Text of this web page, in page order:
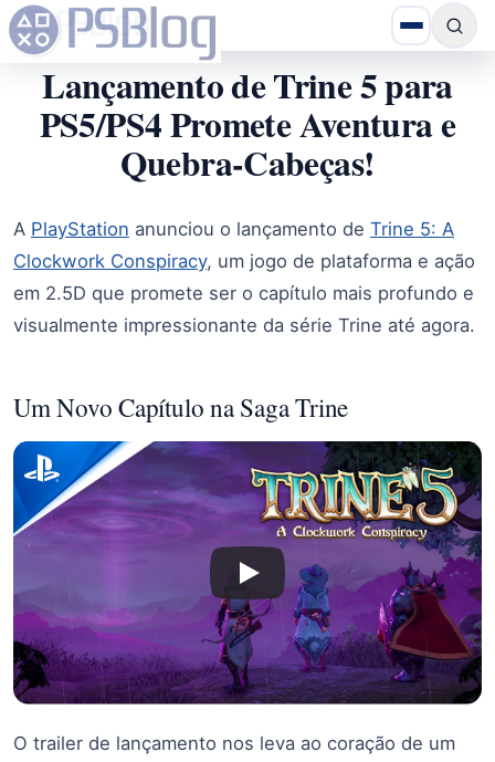
Lançamento de Trine 5 para
PS5/PS4 Promete Aventura e
Quebra-Cabeças!
A PlayStation anunciou o lançamento de Trine 5: A
Clockwork Conspiracy, um jogo de plataforma e ação
em 2.5D que promete ser o capítulo mais profundo e
visualmente impressionante da série Trine até agora.
Um Novo Capítulo na Saga Trine
O trailer de lançamento nos leva ao coração de um